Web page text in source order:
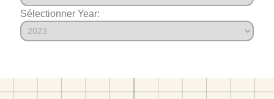
Sélectionner Year: